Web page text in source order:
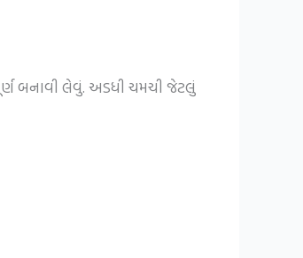
બનાવી લેવું. અડધી ચમચી જેટલું